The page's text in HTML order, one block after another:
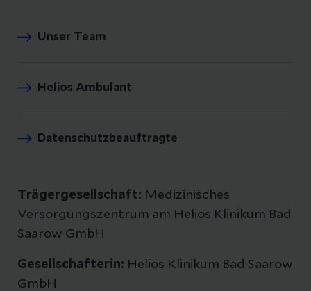
Unser Team
Helios Ambulant
Datenschutzbeauftragte
Trägergesellschaft: Medizinisches
Versorgungszentrum am Helios Klinikum Bad
Saarow GmbH
Gesellschafterin: Helios Klinikum Bad Saarow
GmbH